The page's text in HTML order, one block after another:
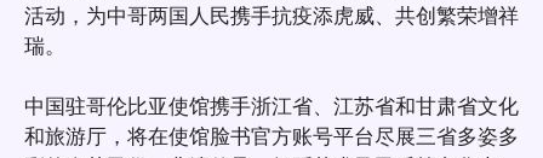
活动，为中哥两国人民携手抗疫添虎威、共创繁荣增祥
瑞。
中国驻哥伦比亚使馆携手浙江省、江苏省和甘肃省文化
和旅游厅，将在使馆脸书官方账号平台尽展三省多姿多